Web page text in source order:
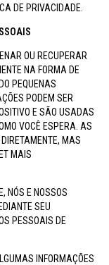
DE PRIVACIDADE.
OU RECUPERAR
NA FORMA DE
PEQUENAS
PODEM SER
E SÃO USADAS
VOCÊ ESPERA. AS
MAS
MAIS
NÓS E NOSSOS
SEU
PESSOAIS DE
INFORMAÇÕES